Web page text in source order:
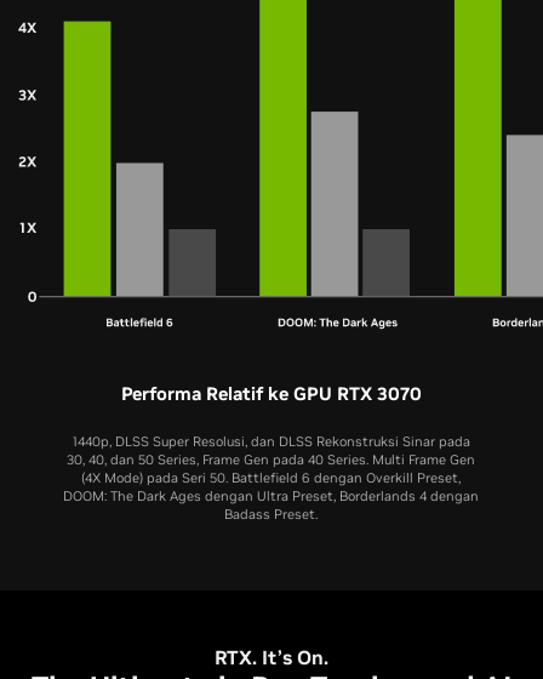
Performa Relatif ke GPU RTX 3070
1440p, DLSS Super Resolusi, dan DLSS Rekonstruksi Sinar pada
30, 40, dan 50 Series, Frame Gen pada 40 Series. Multi Frame Gen
(4X Mode) pada Seri 50. Battlefield 6 dengan Overkill Preset,
DOOM: The Dark Ages dengan Ultra Preset, Borderlands 4 dengan
Badass Preset.
RTX. It’s On.